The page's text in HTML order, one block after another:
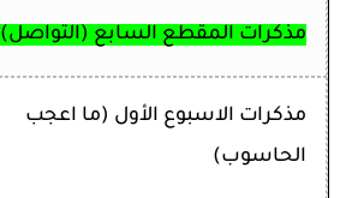
مذكرات المقطع السابع (التواصل)
مذكرات الاسبوع الأول (ما اعجب
الحاسوب)